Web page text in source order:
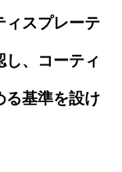
ィスプレーテ
し、コーティ
る基準を設け